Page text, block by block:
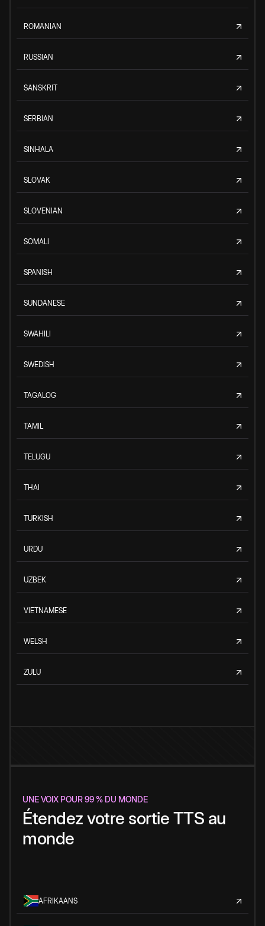
ROMANIAN
RUSSIAN
SANSKRIT
SERBIAN
SINHALA
SLOVAK
SLOVENIAN
SOMALI
SPANISH
SUNDANESE
SWAHILI
SWEDISH
TAGALOG
TAMIL
TELUGU
THAI
TURKISH
URDU
UZBEK
VIETNAMESE
WELSH
ZULU
UNE VOIX POUR 99 % DU MONDE
Étendez votre sortie TTS au
monde
AFRIKAANS